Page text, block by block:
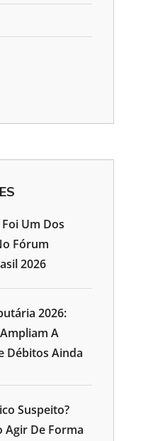
Um Dos
Fórum
2026
2026:
A
Débitos Ainda
Suspeito?
Agir De Forma